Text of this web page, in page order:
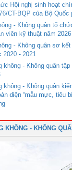
Hội nghị sinh hoạt
CT-BQP của Bộ Quốc
- Không quân tổ
viên kỹ thuật năm 2026
- Không quân sơ
- 2021
không - Không quân
không - Không quân
diện “mẫu mực, tiêu
KHÔNG - KHÔNG